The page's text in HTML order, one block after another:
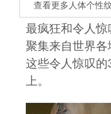
查看更多人体个性
最疯狂和令人
聚集来自世界各
这些令人惊叹
上。